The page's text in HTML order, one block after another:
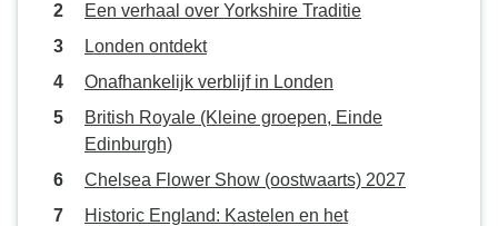
Een verhaal over Yorkshire Traditie
Londen ontdekt
Onafhankelijk verblijf in Londen
British Royale (Kleine groepen, Einde
Edinburgh)
Chelsea Flower Show (oostwaarts) 2027
Historic England: Kastelen en het